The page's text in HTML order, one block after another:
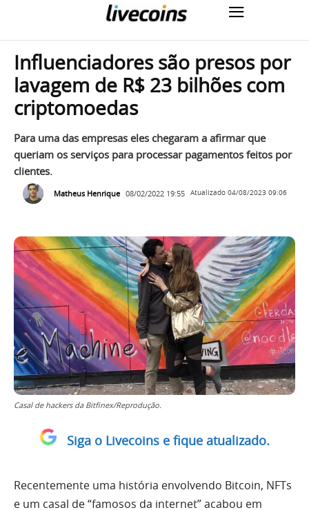
Influenciadores são presos por
lavagem de R$ 23 bilhões com
criptomoedas
Para uma das empresas eles chegaram a afirmar que
queriam os serviços para processar pagamentos feitos por
clientes.
Matheus Henrique 08/02/2022 19:55 Atualizado 04/08/2023 09:06
Casal de hackers da Bitfinex/Reprodução.
Siga o Livecoins e fique atualizado.
Recentemente uma história envolvendo Bitcoin, NFTs
e um casal de “famosos da internet” acabou em